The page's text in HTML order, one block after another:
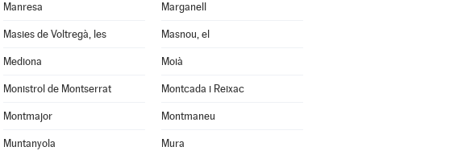
Manresa Marganell
Masies de Voltregà, les Masnou, el
Mediona Moià
Monistrol de Montserrat Montcada i Reixac
Montmajor Montmaneu
Muntanyola Mura